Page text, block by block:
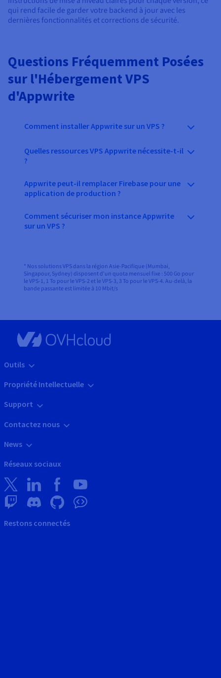
qui rend facile de garder votre backend à jour avec les
dernières fonctionnalités et corrections de sécurité.
Questions Fréquemment Posées
sur l'Hébergement VPS
d'Appwrite
Comment installer Appwrite sur un VPS ?
Quelles ressources VPS Appwrite nécessite-t-il
?
Appwrite peut-il remplacer Firebase pour une
application de production ?
Comment sécuriser mon instance Appwrite
sur un VPS ?
* Nos solutions VPS dans la région Asie-Pacifique (Mumbai,
Singapour, Sydney) disposent d'un quota mensuel fixe : 500 Go pour
le VPS-1, 1 To pour le VPS-2 et le VPS-3, 3 To pour le VPS-4. Au-delà, la
bande passante est limitée à 10 Mbit/s
Outils
Propriété Intellectuelle
Support
Contactez nous
News
Réseaux sociaux
Restons connectés